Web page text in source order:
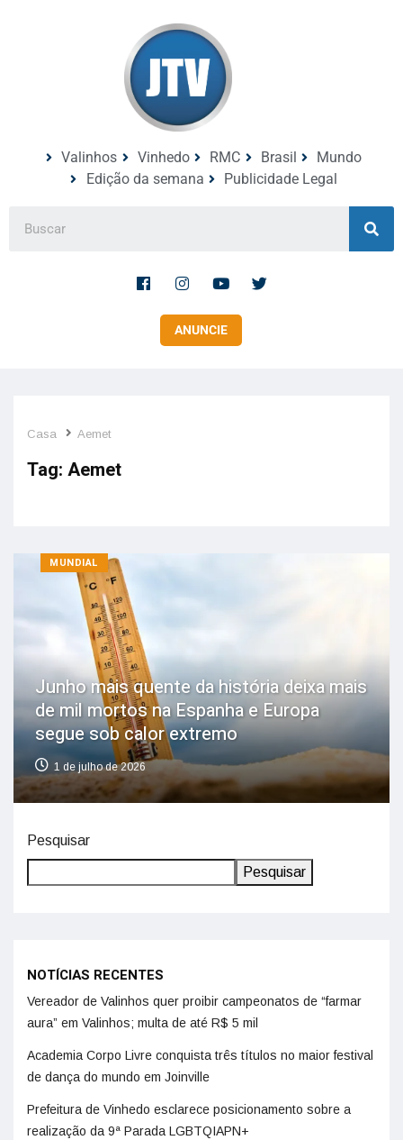
Valinhos Vinhedo RMC Brasil
Mundo
Edição da semana
Publicidade Legal
ANUNCIE
Casa Aemet
Tag: Aemet
MUNDIAL
Junho mais quente da história deixa mais
de mil mortos na Espanha e Europa
segue sob calor extremo
1 de julho de 2026
Pesquisar
Pesquisar
NOTÍCIAS RECENTES
Vereador de Valinhos quer proibir campeonatos de “farmar
aura” em Valinhos; multa de até R$ 5 mil
Academia Corpo Livre conquista três títulos no maior festival
de dança do mundo em Joinville
Prefeitura de Vinhedo esclarece posicionamento sobre a
realização da 9ª Parada LGBTQIAPN+